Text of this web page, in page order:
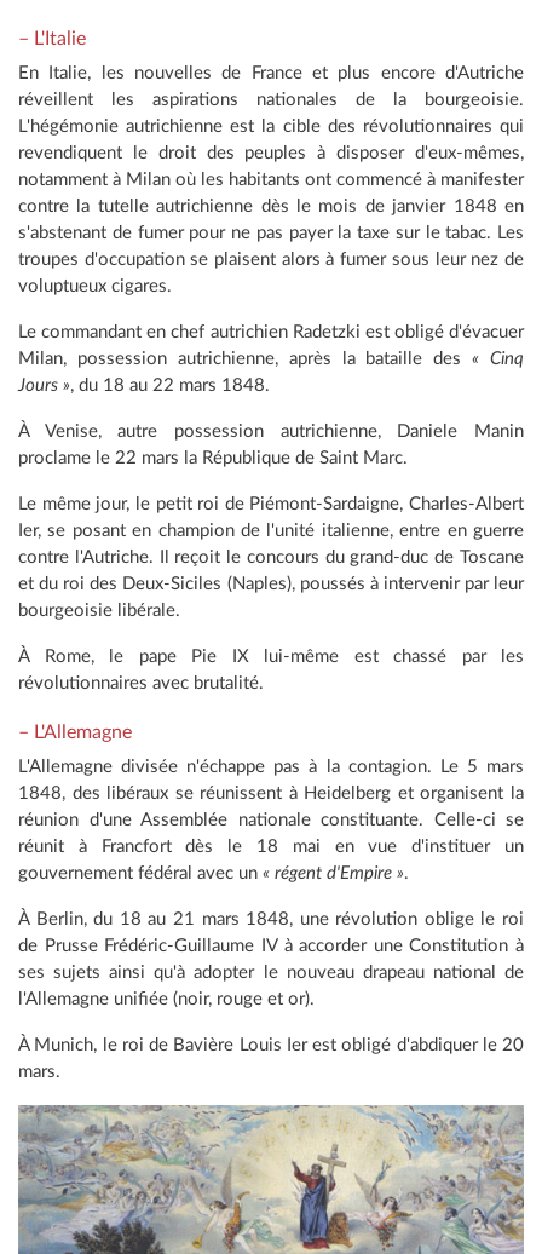
– L'Italie
En Italie, les nouvelles de France et plus encore d'Autriche
réveillent les aspirations nationales de la bourgeoisie.
L'hégémonie autrichienne est la cible des révolutionnaires qui
revendiquent le droit des peuples à disposer d'eux-mêmes,
notamment à Milan où les habitants ont commencé à manifester
contre la tutelle autrichienne dès le mois de janvier 1848 en
s'abstenant de fumer pour ne pas payer la taxe sur le tabac. Les
troupes d'occupation se plaisent alors à fumer sous leur nez de
voluptueux cigares.
Le commandant en chef autrichien Radetzki est obligé d'évacuer
Milan, possession autrichienne, après la bataille des« Cinq
Jours », du 18 au 22 mars 1848.
À Venise, autre possession autrichienne, Daniele Manin
proclame le 22 mars la République de Saint Marc.
Le même jour, le petit roi de Piémont-Sardaigne, Charles-Albert
Ier, se posant en champion de l'unité italienne, entre en guerre
contre l'Autriche. Il reçoit le concours du grand-duc de Toscane
et du roi des Deux-Siciles (Naples), poussés à intervenir par leur
bourgeoisie libérale.
À Rome, le pape Pie IX lui-même est chassé par les
révolutionnaires avec brutalité.
– L'Allemagne
L'Allemagne divisée n'échappe pas à la contagion. Le 5 mars
1848, des libéraux se réunissent à Heidelberg et organisent la
réunion d'une Assemblée nationale constituante. Celle-ci se
réunit à Francfort dès le 18 mai en vue d'instituer un
gouvernement fédéral avec un « régent d'Empire ».
À Berlin, du 18 au 21 mars 1848, une révolution oblige le roi
de Prusse Frédéric-Guillaume IV à accorder une Constitution à
ses sujets ainsi qu'à adopter le nouveau drapeau national de
l'Allemagne unifiée (noir, rouge et or).
À Munich, le roi de Bavière Louis Ier est obligé d'abdiquer le 20
mars.